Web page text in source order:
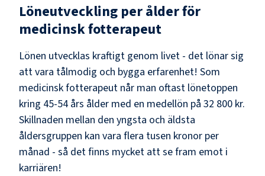
Löneutveckling per ålder för
medicinsk fotterapeut
Lönen utvecklas kraftigt genom livet - det lönar sig
att vara tålmodig och bygga erfarenhet! Som
medicinsk fotterapeut når man oftast lönetoppen
kring 45-54 års ålder med en medellön på 32 800 kr.
Skillnaden mellan den yngsta och äldsta
åldersgruppen kan vara flera tusen kronor per
månad - så det finns mycket att se fram emot i
karriären!